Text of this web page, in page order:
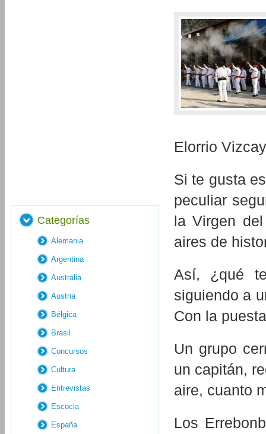
Elorrio
Si te gusta
peculiar
la Virgen
aires de
Así, ¿qué
siguiendo a
Con la
Un grupo
un capitán,
aire, cuanto
Los
Categorías
Alemania
Argentina
Australia
Austria
Bélgica
Brasil
Concursos
Cultura
Entrevistas
Escocia
España